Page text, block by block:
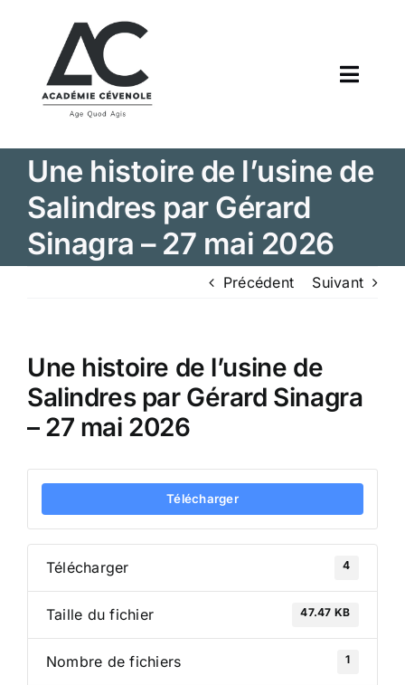
Accueil
L’académie
Annales
Actualités
Une histoire de l’usine de
Salindres par Gérard
Sinagra – 27 mai 2026
Précédent Suivant
Une histoire de l’usine de
Salindres par Gérard Sinagra
– 27 mai 2026
Télécharger
Télécharger 4
Taille du fichier 47.47 KB
Nombre de fichiers 1